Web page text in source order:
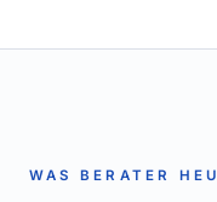
WAS BERATER